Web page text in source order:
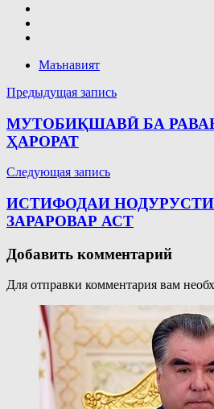
Маънавият
Навигация
по
записям
Предыдущая запись
МУТОБИҚШАВӢ БА
ҲАРОРАТ
Следующая запись
ИСТИФОДАИ
ЗАРАРОВАР АСТ
Добавить комментарий
Для отправки комментария вам